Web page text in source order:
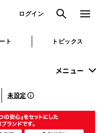
ログイン 検索 メニュ
ト トピックス
メニュー
未設定